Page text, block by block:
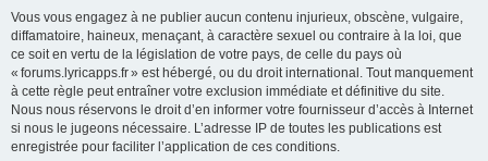
Vous vous engagez à ne publier aucun contenu injurieux, obscène, vulgaire,
diffamatoire, haineux, menaçant, à caractère sexuel ou contraire à la loi, que
ce soit en vertu de la législation de votre pays, de celle du pays où
« forums.lyricapps.fr » est hébergé, ou du droit international. Tout manquement
à cette règle peut entraîner votre exclusion immédiate et définitive du site.
Nous nous réservons le droit d’en informer votre fournisseur d’accès à Internet
si nous le jugeons nécessaire. L’adresse IP de toutes les publications est
enregistrée pour faciliter l’application de ces conditions.